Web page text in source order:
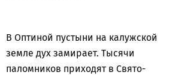
В Оптиной пустыни на калужской
земле дух замирает. Тысячи
паломников приходят в Свято-